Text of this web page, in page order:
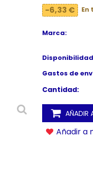
-6,33 €
Marca:
Gastos de
Cantidad:
AÑADIR
Añadir a